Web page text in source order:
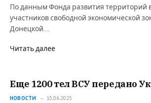
По данным Фонда развития территорий
участников свободной экономической
Донецкой…
Читать далее
Еще 1200 тел ВСУ передано
НОВОСТИ 15.06.2025